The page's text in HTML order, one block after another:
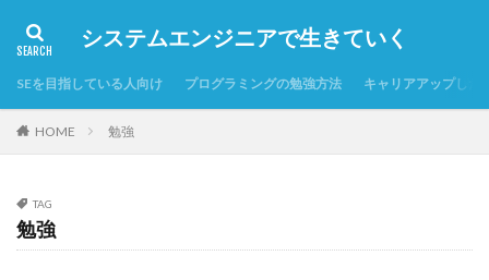
システムエンジニアで生きていく
SEを目指している人向け プログラミングの勉強方法 キャリアアップした
HOME 勉強
TAG
勉強